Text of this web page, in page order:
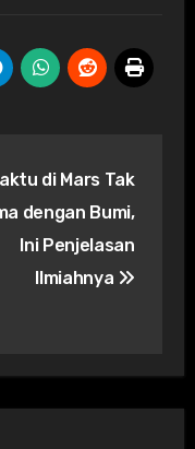
di Mars Tak
dengan Bumi,
Ini Penjelasan
Ilmiahnya